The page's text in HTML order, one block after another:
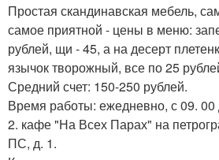
Простая скандинавская мебель,
самое приятной - цены в меню:
рублей, щи - 45, а на десерт
язычок творожный, все по 25
Средний счет: 150-250 рублей.
Время работы: ежедневно, с 09. 00
2. кафе "На Всех Парах" на
ПС, д. 1.